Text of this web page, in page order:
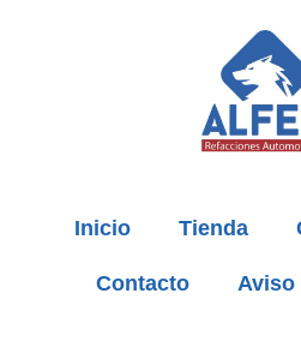
Inicio Tienda
Contacto Aviso